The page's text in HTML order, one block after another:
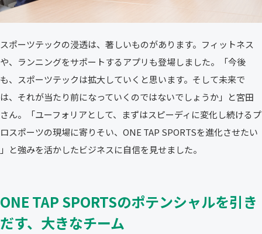
スポーツテックの浸透は、著しいものがあります。フィットネス
や、ランニングをサポートするアプリも登場しました。「今後
も、スポーツテックは拡大していくと思います。そして未来で
は、それが当たり前になっていくのではないでしょうか」と宮田
さん。「ユーフォリアとして、まずはスピーディに変化し続けるプ
ロスポーツの現場に寄りそい、ONE TAP SPORTSを進化させたい
」と強みを活かしたビジネスに自信を見せました。
ONE TAP SPORTSのポテンシャルを引き
だす、大きなチーム